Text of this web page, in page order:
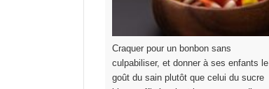
Craquer pour un bonbon sans
culpabiliser, et donner à ses enfants le
goût du sain plutôt que celui du sucre